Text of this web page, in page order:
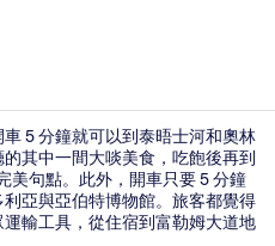
5 分鐘就可以到泰晤士河和奧林
其中一間大啖美食，吃飽後再到
美句點。此外，開車只要 5 分鐘
亞與亞伯特博物館。旅客都覺得
輸工具，從住宿到富勒姆大道地